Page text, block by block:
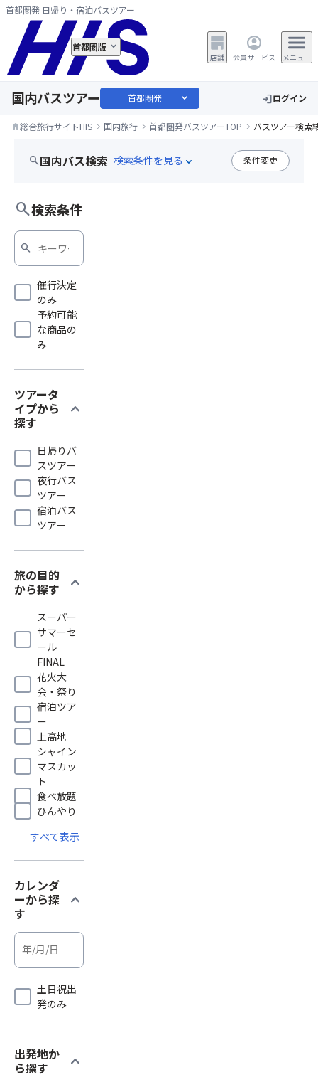
首都圏発 日帰り・宿泊バスツアー
首都圏版
店舗 会員サービス メニュー
国内バスツアー 首都圏発 expand_more loginログイン
home総合旅行サイトHIS 国内旅行 首都圏発バスツアーTOP バスツアー検索
search国内バス検索 expand_more 条件変更
search検索条件
search
催行決定
のみ
予約可能
な商品の
み
ツアータ
イプから
探す
expand_more
日帰りバ
スツアー
夜行バス
ツアー
宿泊バス
ツアー
旅の目的
から探す
expand_more
スーパー
サマーセ
ール
FINAL
花火大
会・祭り
宿泊ツア
ー
上高地
シャイン
マスカッ
ト
食べ放題
ひんやり
すべて表示
カレンダ
ーから探
す
expand_more
土日祝出
発のみ
出発地か
ら探す
expand_more